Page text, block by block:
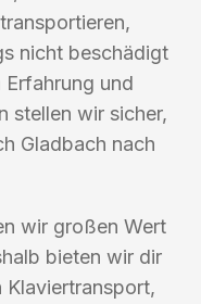
nicht beschädigt
und
stellen wir sicher,
Gladbach nach
wir großen Wert
bieten wir dir
Klaviertransport,